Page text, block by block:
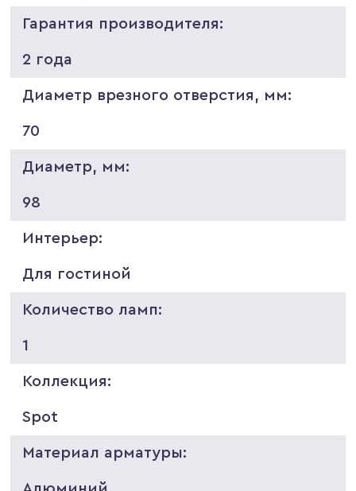
Гарантия производителя:
2 года
Диаметр врезного отверстия, мм:
70
Диаметр, мм:
98
Интерьер:
Для гостиной
Количество ламп:
1
Коллекция:
Spot
Материал арматуры: